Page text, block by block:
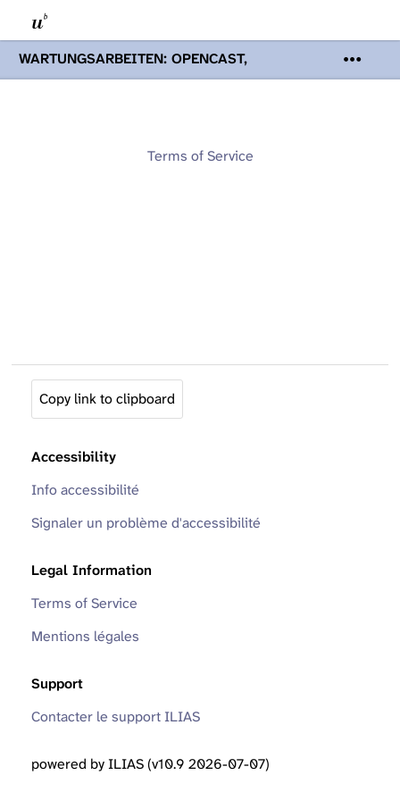
WARTUNGSARBEITEN: OPENCAST,
PODCASTS & TOBIRA
Mi 19. August
Opencast-Videos und Tobira nicht zur
Terms of Service
Copy link to clipboard
Accessibility
Info accessibilité
Signaler un problème d'accessibilité
Legal Information
Terms of Service
Mentions légales
Support
Contacter le support ILIAS
powered by ILIAS (v10.9 2026-07-07)